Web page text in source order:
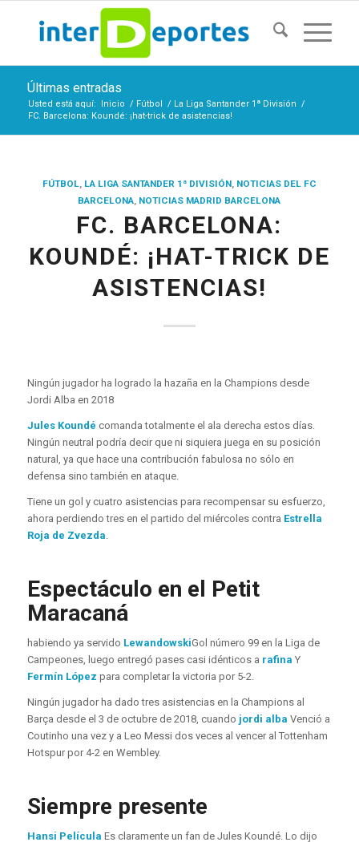
Últimas entradas
Usted está aquí: Inicio / Fútbol / La Liga Santander 1ª División /
FC. Barcelona: Koundé: ¡hat-trick de asistencias!
FÚTBOL, LA LIGA SANTANDER 1ª DIVISIÓN, NOTICIAS DEL FC
BARCELONA, NOTICIAS MADRID BARCELONA
FC. BARCELONA:
KOUNDÉ: ¡HAT-TRICK DE
ASISTENCIAS!
Ningún jugador ha logrado la hazaña en la Champions desde
Jordi Alba en 2018
Jules Koundé comanda totalmente el ala derecha estos días.
Ningún neutral podría decir que ni siquiera juega en su posición
natural, ya que hace una contribución fabulosa no sólo en
defensa sino también en ataque.
Tiene un gol y cuatro asistencias para recompensar su esfuerzo,
ahora perdiendo tres en el partido del miércoles contra Estrella
Roja de Zvezda.
Espectáculo en el Petit
Maracaná
habiendo ya servido LewandowskiGol número 99 en la Liga de
Campeones, luego entregó pases casi idénticos a rafina Y
Fermín López para completar la victoria por 5-2.
Ningún jugador ha dado tres asistencias en la Champions al
Barça desde el 3 de octubre de 2018, cuando jordi alba Venció a
Coutinho una vez y a Leo Messi dos veces al vencer al Tottenham
Hotspur por 4-2 en Wembley.
Siempre presente
Hansi Película Es claramente un fan de Jules Koundé. Lo dijo